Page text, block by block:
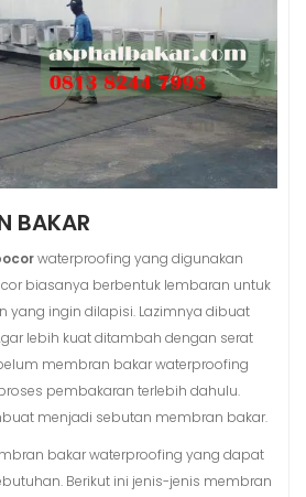
BAKAR
waterproofing yang digunakan
biasanya berbentuk lembaran untuk
yang ingin dilapisi. Lazimnya dibuat
lebih kuat ditambah dengan serat
membran bakar waterproofing
pembakaran terlebih dahulu.
menjadi sebutan membran bakar.
bakar waterproofing yang dapat
Berikut ini jenis-jenis membran